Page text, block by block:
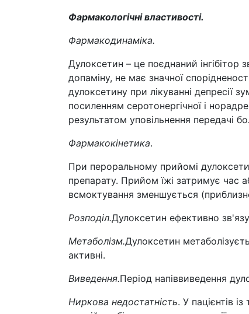
Фармакологічні властивості.
Фармакодинаміка.
Дулоксетин – це поєднаний інгібітор
допаміну, не має значної
дулоксетину при лікуванні депресії
посиленням серотонергічної і
результатом уповільнення передачі
Фармакокінетика.
При пероральному прийомі
препарату. Прийом їжі затримує час
всмоктування зменшується
Розподіл.Дулоксетин ефективно
Метаболізм.Дулоксетин
активні.
Виведення.Період напіввиведення
Ниркова недостатність. У пацієнтів